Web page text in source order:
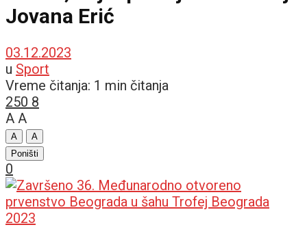
Jovana Erić
03.12.2023
u Sport
Vreme čitanja: 1 min čitanja
250 8
A A
A
A
Poništi
0